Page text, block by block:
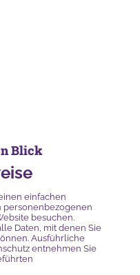
Blick
einfachen
personenbezogenen
besuchen.
Daten, mit denen Sie
Ausführliche
entnehmen Sie